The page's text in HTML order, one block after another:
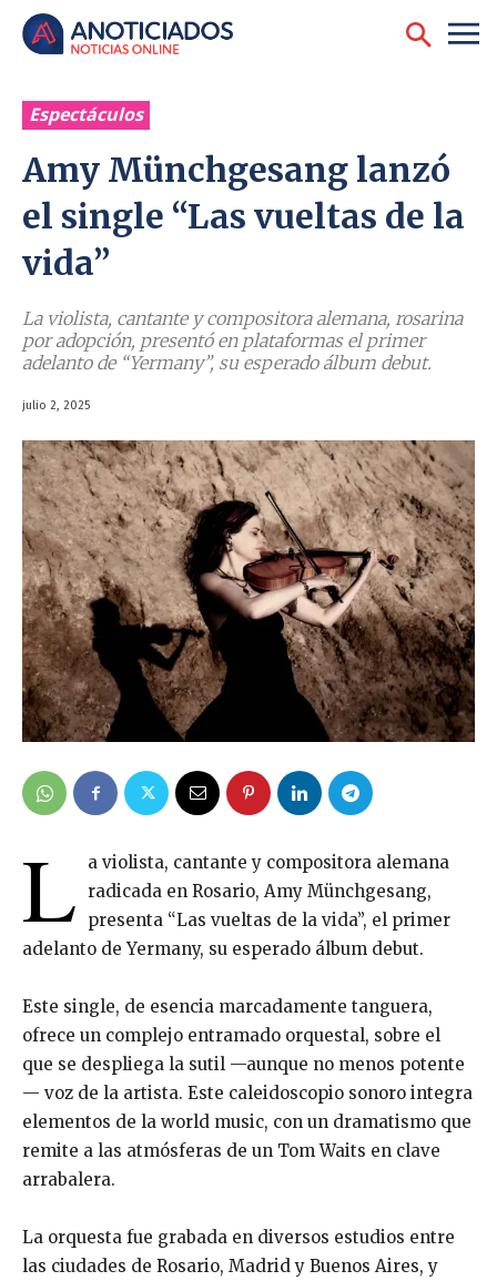
Espectáculos
Amy Münchgesang lanzó
el single “Las vueltas de la
vida”
La violista, cantante y compositora alemana, rosarina
por adopción, presentó en plataformas el primer
adelanto de “Yermany”, su esperado álbum debut.
julio 2, 2025
L
a violista, cantante y compositora alemana
radicada en Rosario, Amy Münchgesang,
presenta “Las vueltas de la vida”, el primer
adelanto deYermany, su esperado álbum debut.
Este single, de esencia marcadamente tanguera,
ofrece un complejo entramado orquestal, sobre el
que se despliega la sutil —aunque no menos potente
— voz de la artista. Este caleidoscopio sonoro integra
elementos de la world music, con un dramatismo que
remite a las atmósferas de un Tom Waits en clave
arrabalera.
La orquesta fue grabada en diversos estudios entre
las ciudades de Rosario, Madrid y Buenos Aires, y